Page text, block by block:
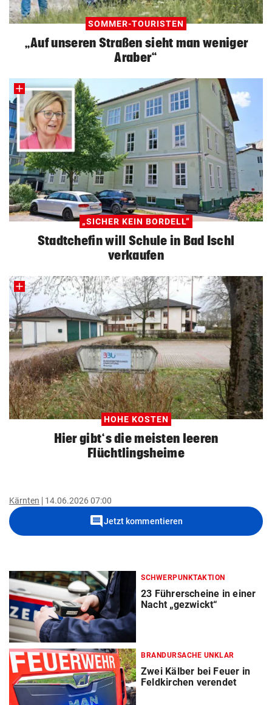
SOMMER-TOURISTEN
„Auf unseren Straßen sieht man weniger
Araber“
„SICHER KEIN BORDELL“
Stadtchefin will Schule in Bad Ischl
verkaufen
HOHE KOSTEN
Hier gibt‘s die meisten leeren
Flüchtlingsheime
Kärnten 14.06.2026 07:00
commentJetzt kommentieren
SCHWERPUNKTAKTION
23 Führerscheine in einer
Nacht „gezwickt“
BRANDURSACHE UNKLAR
Zwei Kälber bei Feuer in
Feldkirchen verendet